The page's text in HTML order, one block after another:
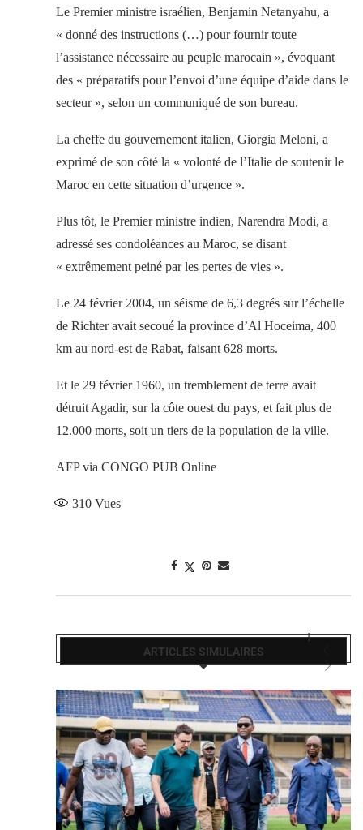
Le Premier ministre israélien, Benjamin Netanyahu, a
« donné des instructions (…) pour fournir toute
l’assistance nécessaire au peuple marocain », évoquant
des « préparatifs pour l’envoi d’une équipe d’aide dans le
secteur », selon un communiqué de son bureau.
La cheffe du gouvernement italien, Giorgia Meloni, a
exprimé de son côté la « volonté de l’Italie de soutenir le
Maroc en cette situation d’urgence ».
Plus tôt, le Premier ministre indien, Narendra Modi, a
adressé ses condoléances au Maroc, se disant
« extrêmement peiné par les pertes de vies ».
Le 24 février 2004, un séisme de 6,3 degrés sur l’échelle
de Richter avait secoué la province d’Al Hoceima, 400
km au nord-est de Rabat, faisant 628 morts.
Et le 29 février 1960, un tremblement de terre avait
détruit Agadir, sur la côte ouest du pays, et fait plus de
12.000 morts, soit un tiers de la population de la ville.
AFP via CONGO PUB Online
310 Vues
ARTICLES SIMULAIRES